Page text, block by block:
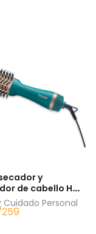
y
de cabello HC
Cuidado Personal
259